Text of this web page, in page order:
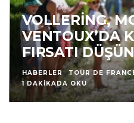
VOLLERING,
VENTOUX’DA
FIRSATI
HABERLER TOUR DE
1 DAKIKADA OKU